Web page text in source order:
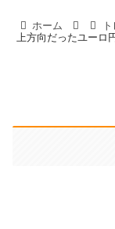
ホーム
上方向だったユーロ